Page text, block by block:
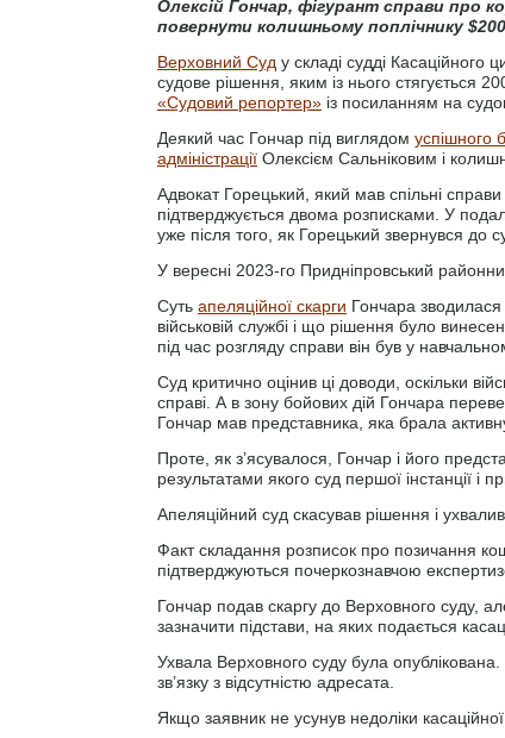
Олексій Гончар, фігурант справи про
повернути колишньому поплічнику
Верховний Суд у складі судді Касаційного
судове рішення, яким із нього стягується
«Судовий репортер» із посиланням на
Деякий час Гончар під виглядом успішного
адміністрації Олексієм Сальніковим і
Адвокат Горецький, який мав спільні
підтверджується двома розписками. У
уже після того, як Горецький звернувся до
У вересні 2023-го Придніпровський
Суть апеляційної скарги Гончара
військовій службі і що рішення було
під час розгляду справи він був у
Суд критично оцінив ці доводи, оскільки
справі. А в зону бойових дій Гончара
Гончар мав представника, яка брала
Проте, як зʼясувалося, Гончар і його
результатами якого суд першої інстанції і
Апеляційний суд скасував рішення і
Факт складання розписок про позичання
підтверджуються почеркознавчою
Гончар подав скаргу до Верховного суду,
зазначити підстави, на яких подається
Ухвала Верховного суду була
звʼязку з відсутністю адресата.
Якщо заявник не усунув недоліки